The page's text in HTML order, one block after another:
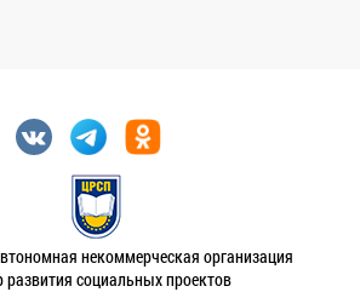
некоммерческая организация
развития социальных проектов